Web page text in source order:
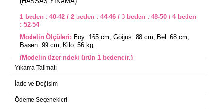
1 beden : 40-42 / 2 beden : 44-46 / 3 beden : 48-50 / 4 beden
: 52-54
Modelin Ölçüleri: Boy: 165 cm, Göğüs: 88 cm, Bel: 68 cm,
Basen: 99 cm, Kilo: 56 kg.
(Modelin üzerindeki ürün 1 bedendir.)
Şıklığınızı dört mevsim sergileyecek Toka Detaylı Viskon
Elbise ile tanışın! Bu tesettür elbise, hassas yapısıyla 30
derecede yıkanabilir ve viscose ile modal kumaş karışımından
tarafı düğmeli ve astarsızdır. Ayarlanabilir toka detayı ve
elastik beli ile konforunuzu artırırken, elastik manşetler kol
Yıkama Talimatı
İade ve Değişim
Ödeme Seçenekleri